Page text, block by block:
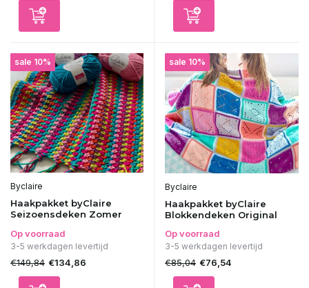
sale 10%
Byclaire
Haakpakket byClaire
Seizoensdeken Zomer
Op voorraad
3-5 werkdagen levertijd
€149,84 €134,86
sale 10%
Byclaire
Haakpakket byClaire
Blokkendeken Original
Op voorraad
3-5 werkdagen levertijd
€85,04 €76,54